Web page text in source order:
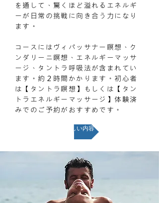
を通して、驚くほど溢れるエネルギ
ーが日常の挑戦に向き合う力になり
ます。
コースにはヴィパッサナー瞑想、ク
ンダリーニ瞑想、エネルギーマッサ
ージ、タントラ呼吸法が含まれてい
ます。約２時間かかります。初心者
は【タントラ瞑想】もしくは【タン
トラエネルギーマッサージ】体験済
みでのご予約がおすすめです。
詳しい内容